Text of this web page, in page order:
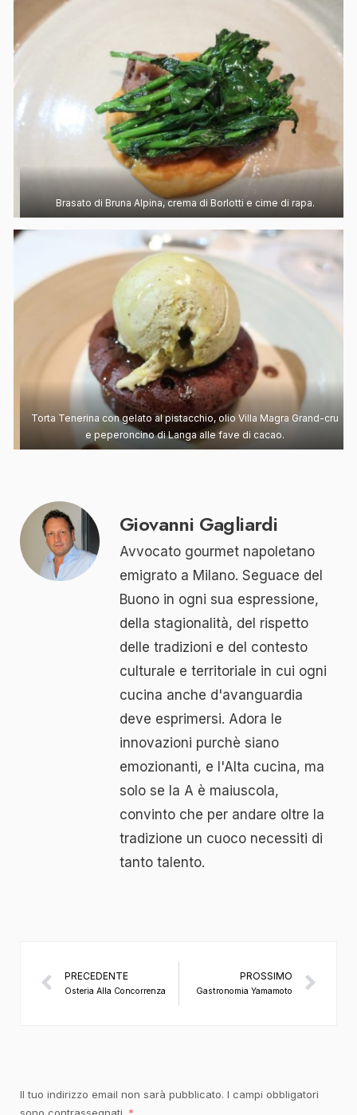
Brasato di Bruna Alpina, crema di Borlotti e cime di rapa.
Torta Tenerina con gelato al pistacchio, olio Villa Magra Grand-cru
e peperoncino di Langa alle fave di cacao.
Giovanni Gagliardi
Avvocato gourmet napoletano
emigrato a Milano. Seguace del
Buono in ogni sua espressione,
della stagionalità, del rispetto
delle tradizioni e del contesto
culturale e territoriale in cui ogni
cucina anche d'avanguardia
deve esprimersi. Adora le
innovazioni purchè siano
emozionanti, e l'Alta cucina, ma
solo se la A è maiuscola,
convinto che per andare oltre la
tradizione un cuoco necessiti di
tanto talento.
PRECEDENTE
Osteria Alla Concorrenza
PROSSIMO
Gastronomia Yamamoto
Il tuo indirizzo email non sarà pubblicato. I campi obbligatori
sono contrassegnati *